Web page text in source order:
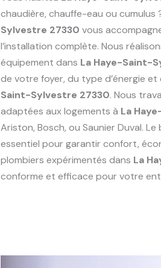
chaudière, chauffe-eau ou cumulus
Sylvestre 27330 vous
l’installation complète. Nous
équipement dans La Haye-Saint-
de votre foyer, du type d’énergie
Saint-Sylvestre 27330. Nous
adaptées aux logements à La
Ariston, Bosch, ou Saunier Duval.
essentiel pour garantir confort,
plombiers expérimentés dans La
conforme et efficace pour votre